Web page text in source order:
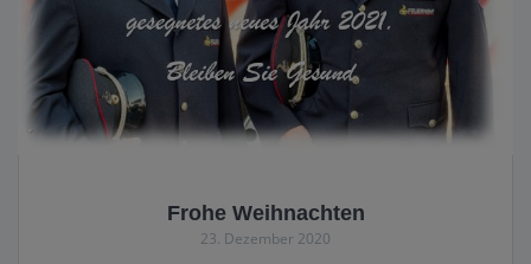
Frohe Weihnachten
23. Dezember 2020